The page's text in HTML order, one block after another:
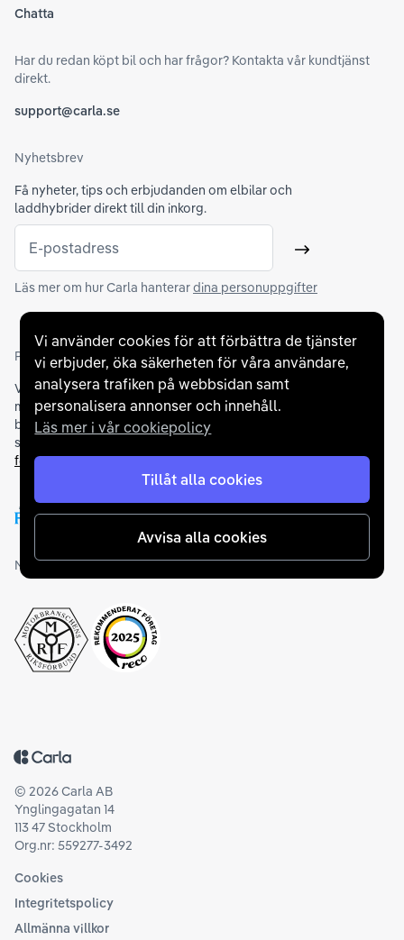
Vi använder cookies för att förbättra de tjänster
vi erbjuder, öka säkerheten för våra användare,
analysera trafiken på webbsidan samt
personalisera annonser och innehåll.
Läs mer i vår cookiepolicy
Tillåt alla cookies
Avvisa alla cookies
Chatta
Har du redan köpt bil och har frågor? Kontakta vår kundtjänst
direkt.
support@carla.se
Nyhetsbrev
Få nyheter, tips och erbjudanden om elbilar och
laddhybrider direkt till din inkorg.
E-postadress Skicka
Läs mer om hur Carla hanterardina personuppgifter
Partners och betallösningar
Vi samarbetar med flertalet banker för att erbjuda dig bästa
möjliga finansieringslösning och stödjer en rad olika
betalningsmetoder. För att du ska känna dig trygg vid ditt köp
samarbetar vi med Folksam och AutoConcept gällande
försäkringar och garantier.
Medlemskap och utmärkelser
Tillbaka till startsidan
© 2026Carla AB
Ynglingagatan 14
113 47 Stockholm
Org.nr: 559277-3492
Cookies
Integritetspolicy
Allmänna villkor